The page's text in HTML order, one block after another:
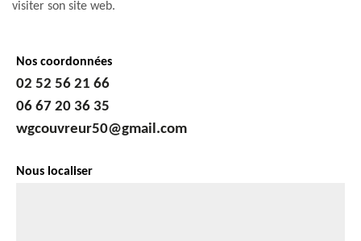
visiter son site web.
Nos coordonnées
02 52 56 21 66
06 67 20 36 35
wgcouvreur50@gmail.com
Nous localiser